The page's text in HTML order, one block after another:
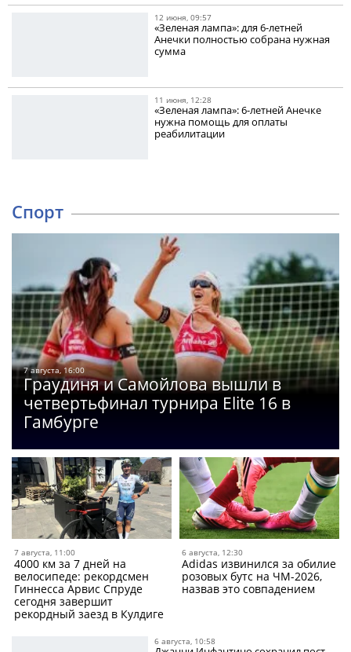
12 июня, 09:57
«Зеленая лампа»: для 6-летней
Анечки полностью собрана нужная
сумма
11 июня, 12:28
«Зеленая лампа»: 6-летней Анечке
нужна помощь для оплаты
реабилитации
Спорт
7 августа, 16:00
Граудиня и Самойлова вышли в
четвертьфинал турнира Elite 16 в
Гамбурге
7 августа, 11:00
4000 км за 7 дней на
велосипеде: рекордсмен
Гиннесса Арвис Спруде
сегодня завершит
рекордный заезд в Кулдиге
6 августа, 12:30
Adidas извинился за обилие
розовых бутс на ЧМ-2026,
назвав это совпадением
6 августа, 10:58